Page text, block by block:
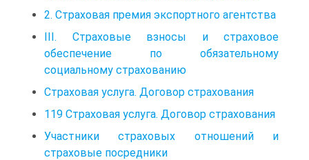
2. Страховая премия экспортного агентства
III. Страховые взносы и страховое
обеспечение по обязательному
социальному страхованию
Страховая услуга. Договор страхования
119 Страховая услуга. Договор страхования
Участники страховых отношений и
страховые посредники